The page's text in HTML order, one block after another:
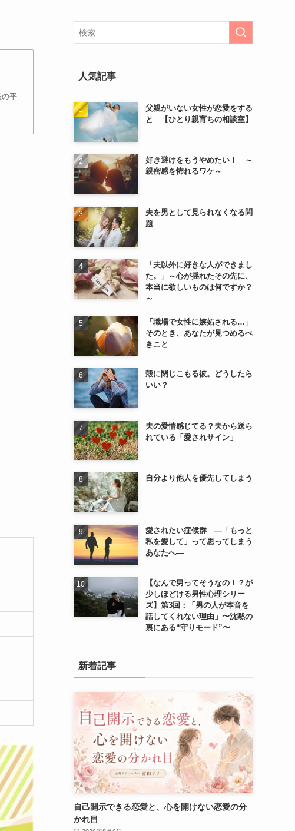
の平
人気記事
父親がいない女性が恋愛をする
と 【ひとり親育ちの相談室】
好き避けをもうやめたい！ ～
親密感を怖れるワケ～
夫を男として見られなくなる問
題
「夫以外に好きな人ができまし
た。」～心が揺れたその先に、
本当に欲しいものは何ですか？
～
「職場で女性に嫉妬される…」
そのとき、あなたが見つめるべ
きこと
殻に閉じこもる彼。どうしたら
いい？
夫の愛情感じてる？夫から送ら
れている「愛されサイン」
自分より他人を優先してしまう
愛されたい症候群 ―「もっと
私を愛して」って思ってしまう
あなたへ―
【なんで男ってそうなの！？が
少しほどける男性心理シリー
ズ】第3回：「男の人が本音を
話してくれない理由」〜沈黙の
裏にある“守りモード”〜
新着記事
自己開示できる恋愛と、心を開けない恋愛の分
かれ目